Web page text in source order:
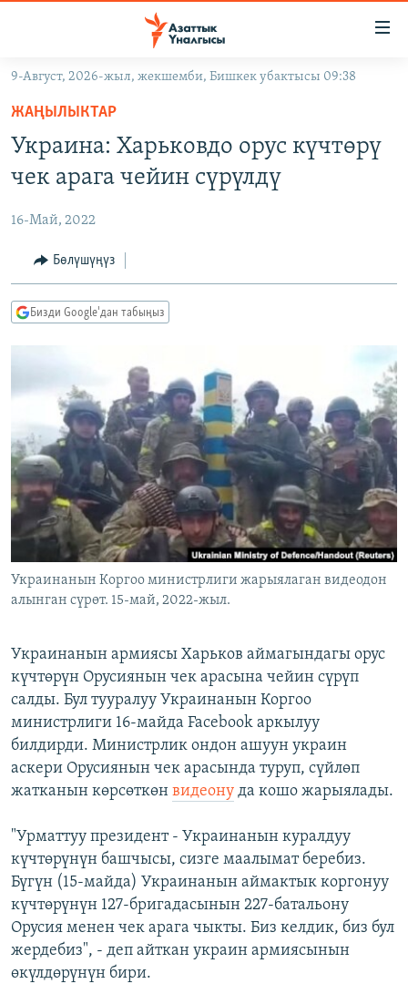
Навигацияга
өтүңүз
Издөөгө
салыңызКЫРГЫЗСТАН
ЭКОНОМИКА
МАДАНИЯТ
ДҮЙНӨ
БОРБОР АЗИЯ
УКРАИНА
АТАЙЫН ИЛИКТӨӨ
ТВ ПРОГРАММАЛАР
ЭКСПЕРТТЕР ТАЛДАЙТ
ДАНИСТЕ
ЭЖЕ-СИҢДИЛЕР
АЗАТТЫК+
ЫҢГАЙСЫЗ СУРООЛОР
ӨЗГӨЧӨ ПИКИР
ОНЛАЙН ШЕРИНЕ
ЭЕ/АРнун бардык сайттары
9-Август, 2026-жыл, жекшемби, Бишкек убактысы 09:38
ЖАҢЫЛЫКТАР
Украина: Харьковдо орус күчтөрү
чек арага чейин сүрүлдү
16-Май, 2022
Бөлүшүңүз
Бизди Google'дан табыңыз
Украинанын Коргоо министрлиги жарыялаган видеодон
алынган сүрөт. 15-май, 2022-жыл.
Украинанын армиясы Харьков аймагындагы орус
күчтөрүн Орусиянын чек арасына чейин сүрүп
салды. Бул тууралуу Украинанын Коргоо
министрлиги 16-майда Facebook аркылуу
билдирди. Министрлик ондон ашуун украин
аскери Орусиянын чек арасында туруп, сүйлөп
жатканын көрсөткөн видеону да кошо жарыялады.
"Урматтуу президент - Украинанын куралдуу
күчтөрүнүн башчысы, сизге маалымат беребиз.
Бүгүн (15-майда) Украинанын аймактык коргонуу
күчтөрүнүн 127-бригадасынын 227-батальону
Орусия менен чек арага чыкты. Биз келдик, биз бул
жердебиз", - деп айткан украин армиясынын
өкүлдөрүнүн бири.